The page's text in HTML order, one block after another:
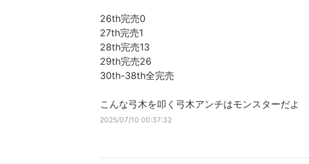
26th完売0
27th完売1
28th完売13
29th完売26
30th-38th全完売
こんな弓木を叩く弓木アンチはモンスターだよ
2025/07/10 00:37:32